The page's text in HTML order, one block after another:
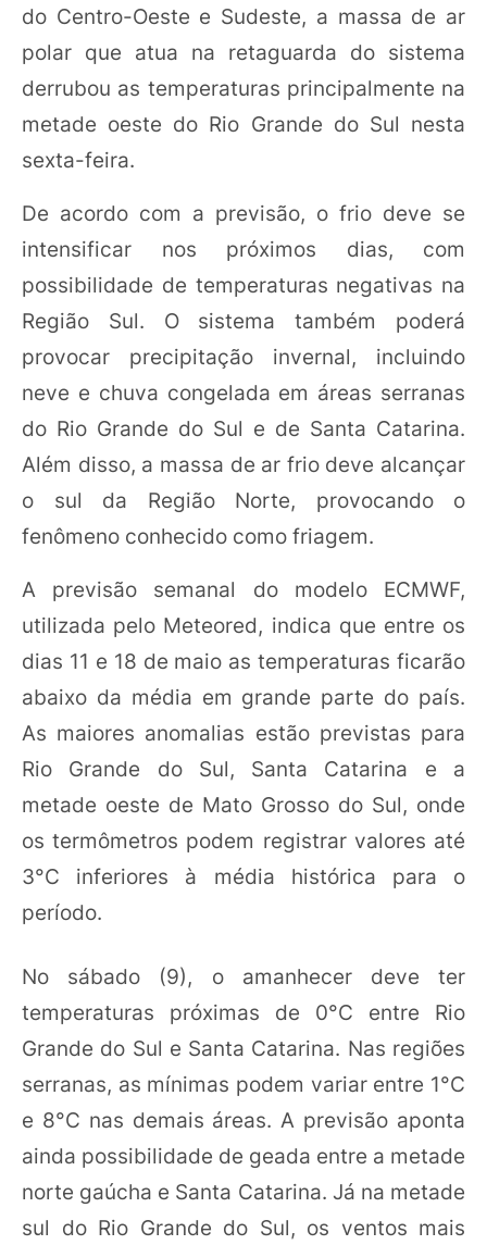
do Centro-Oeste e Sudeste, a massa de ar
polar que atua na retaguarda do sistema
derrubou as temperaturas principalmente na
metade oeste do Rio Grande do Sul nesta
sexta-feira.
De acordo com a previsão, o frio deve se
intensificar nos próximos dias, com
possibilidade de temperaturas negativas na
Região Sul. O sistema também poderá
provocar precipitação invernal, incluindo
neve e chuva congelada em áreas serranas
do Rio Grande do Sul e de Santa Catarina.
Além disso, a massa de ar frio deve alcançar
o sul da Região Norte, provocando o
fenômeno conhecido como friagem.
A previsão semanal do modelo ECMWF,
utilizada pelo Meteored, indica que entre os
dias 11 e 18 de maio as temperaturas ficarão
abaixo da média em grande parte do país.
As maiores anomalias estão previstas para
Rio Grande do Sul, Santa Catarina e a
metade oeste de Mato Grosso do Sul, onde
os termômetros podem registrar valores até
3°C inferiores à média histórica para o
período.
No sábado (9), o amanhecer deve ter
temperaturas próximas de 0°C entre Rio
Grande do Sul e Santa Catarina. Nas regiões
serranas, as mínimas podem variar entre 1°C
e 8°C nas demais áreas. A previsão aponta
ainda possibilidade de geada entre a metade
norte gaúcha e Santa Catarina. Já na metade
sul do Rio Grande do Sul, os ventos mais